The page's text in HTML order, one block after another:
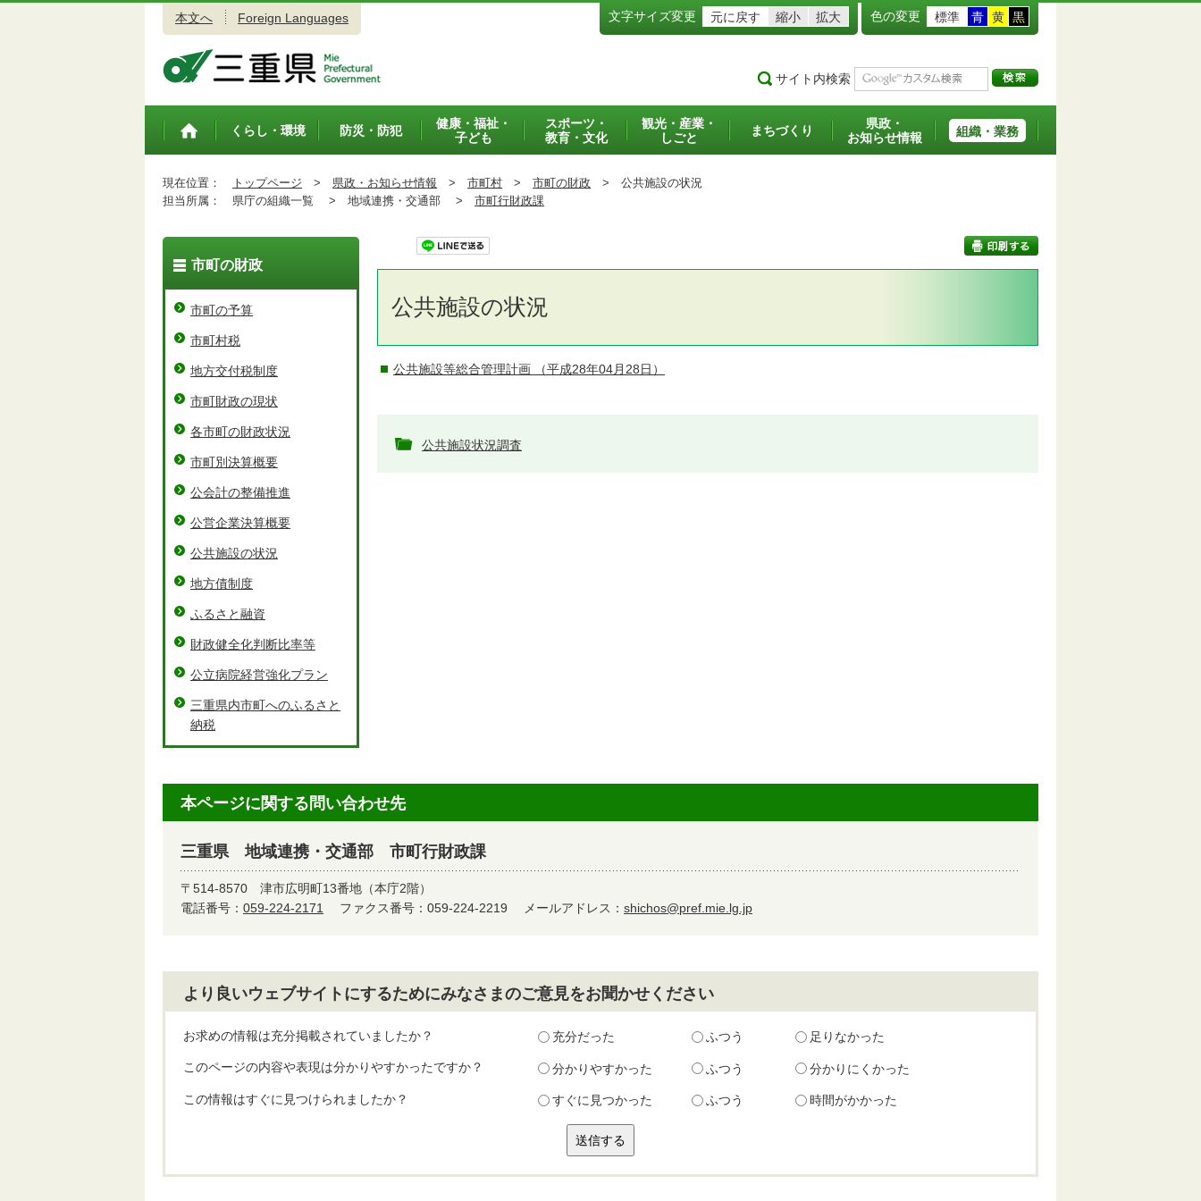
本文へ Foreign Languages 文字サイズ変更 元に戻す 縮小 拡大 色の変更 標準 青 黄 黒
サイト内検索
トップペ
くらし・環境 防災・防犯
健康・福祉・
子ども
スポーツ・
教育・文化
観光・産業・
しごと
まちづくり
県政・
お知らせ情報
組織・業務
現在位置： トップページ > 県政・お知らせ情報 > 市町村 > 市町の財政 > 公共施設の状況
担当所属：
県庁の組織一覧 > 地域連携・交通部 > 市町行財政課
公共施設の状況
公共施設等総合管理計画 （平成28年04月28日）
公共施設状況調査
市町の財政
市町の予算
市町村税
地方交付税制度
市町財政の現状
各市町の財政状況
市町別決算概要
公会計の整備推進
公営企業決算概要
公共施設の状況
地方債制度
ふるさと融資
財政健全化判断比率等
公立病院経営強化プラン
三重県内市町へのふるさと
納税
本ページに関する問い合わせ先
三重県 地域連携・交通部 市町行財政課
〒514-8570 津市広明町13番地（本庁2階）
電話番号： 059-224-2171 ファクス番号：059-224-2219 メールアドレス： shichos@pref.mie.lg.jp
より良いウェブサイトにするためにみなさまのご意見をお聞かせください
お求めの情報は充分掲載されていましたか？ 充分だった ふつう 足りなかった
このページの内容や表現は分かりやすかったですか？ 分かりやすかった ふつう 分かりにくかった
この情報はすぐに見つけられましたか？ すぐに見つかった ふつう 時間がかかった